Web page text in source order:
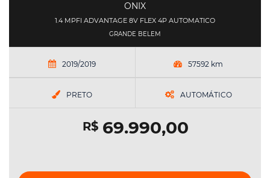
ONIX
1.4 MPFI ADVANTAGE 8V FLEX 4P AUTOMATICO
GRANDE BELEM
2019/2019 57592 km
PRETO AUTOMÁTICO
R$69.990,00